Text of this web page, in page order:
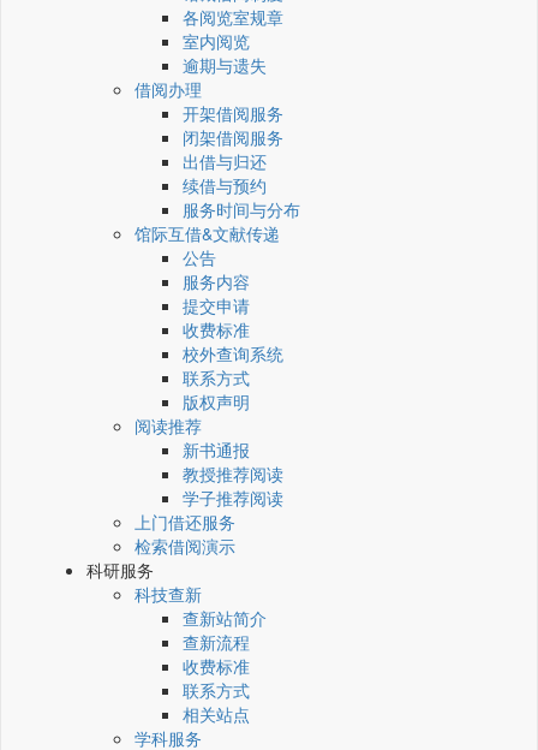
各阅览室规章
室内阅览
逾期与遗失
借阅办理
开架借阅服务
闭架借阅服务
出借与归还
续借与预约
服务时间与分布
馆际互借&文献传递
公告
服务内容
提交申请
收费标准
校外查询系统
联系方式
版权声明
阅读推荐
新书通报
教授推荐阅读
学子推荐阅读
上门借还服务
检索借阅演示
科研服务
科技查新
查新站简介
查新流程
收费标准
联系方式
相关站点
学科服务